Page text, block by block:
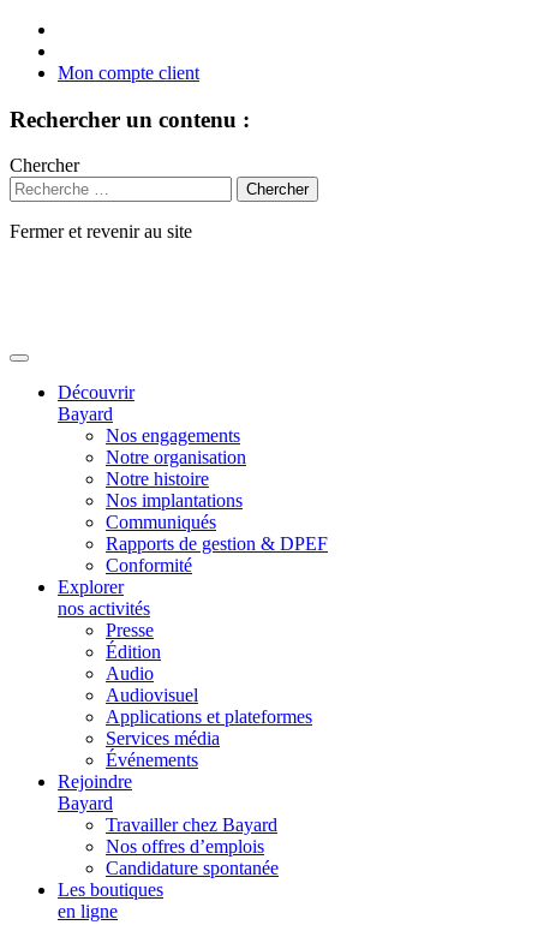
Mon compte client
Rechercher un contenu :
Chercher
Fermer et revenir au site
Découvrir
Bayard
Nos engagements
Notre organisation
Notre histoire
Nos implantations
Communiqués
Rapports de gestion & DPEF
Conformité
Explorer
nos activités
Presse
Édition
Audio
Audiovisuel
Applications et plateformes
Services média
Événements
Rejoindre
Bayard
Travailler chez Bayard
Nos offres d’emplois
Candidature spontanée
Les boutiques
en ligne